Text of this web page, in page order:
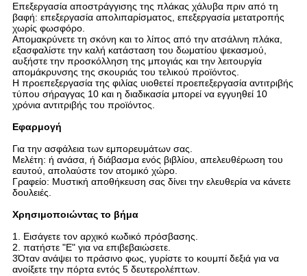
Επεξεργασία αποστράγγισης της πλάκας χάλυβα πριν από τη
βαφή: επεξεργασία απολιπαρίσματος, επεξεργασία μετατροπής
χωρίς φωσφόρο.
Απομακρύνετε τη σκόνη και το λίπος από την ατσάλινη πλάκα,
εξασφαλίστε την καλή κατάσταση του δωματίου ψεκασμού,
αυξήστε την προσκόλληση της μπογιάς και την λειτουργία
απομάκρυνσης της σκουριάς του τελικού προϊόντος.
Η προεπεξεργασία της φιλίας υιοθετεί προεπεξεργασία αντιτριβής
τύπου σήραγγας 10 και η διαδικασία μπορεί να εγγυηθεί 10
χρόνια αντιτριβής του προϊόντος.
Εφαρμογή
Για την ασφάλεια των εμπορευμάτων σας.
Μελέτη: ή ανάσα, ή διάβασμα ενός βιβλίου, απελευθέρωση του
εαυτού, απολαύστε τον ατομικό χώρο.
Γραφείο: Μυστική αποθήκευση σας δίνει την ελευθερία να κάνετε
δουλειές.
Χρησιμοποιώντας το βήμα
1. Εισάγετε τον αρχικό κωδικό πρόσβασης.
2. πατήστε "E" για να επιβεβαιώσετε.
3Όταν ανάψει το πράσινο φως, γυρίστε το κουμπί δεξιά για να
ανοίξετε την πόρτα εντός 5 δευτερολέπτων.